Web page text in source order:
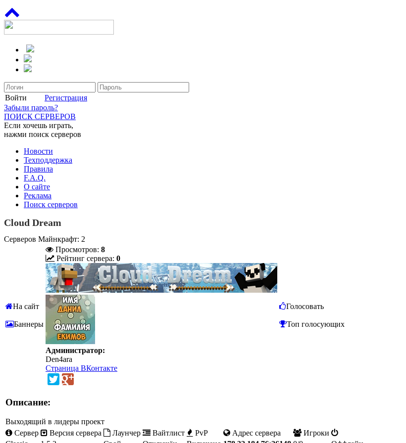
Войти
Регистрация
Забыли пароль?
ПОИСК СЕРВЕРОВ
Если хочешь играть,
нажми поиск серверов
Новости
Техподдержка
Правила
F.A.Q.
О сайте
Реклама
Поиск серверов
Cloud Dream
Серверов Майнкрафт: 2
На сайт
Баннеры
Просмотров: 8
Рейтинг сервера: 0
Администратор:
Den4ara
Страница ВКонтакте
Голосовать
Топ голосующих
Описание:
Выходящий в лидеры проект
Сервер
Версия сервера Лаунчер Вайтлист PvP Адрес сервера
Игроки